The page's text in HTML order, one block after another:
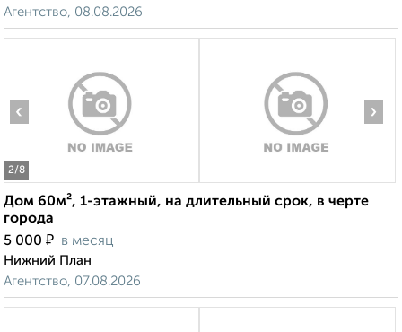
Агентство, 08.08.2026
2/8
‹ ›
Дом 60м², 1-этажный, на длительный срок, в черте
города
5 000 ₽ в месяц
Нижний План
Агентство, 07.08.2026